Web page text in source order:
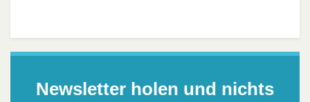
Newsletter holen und nichts